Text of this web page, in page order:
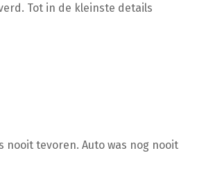
Tot in de kleinste details
nooit tevoren. Auto was nog nooit